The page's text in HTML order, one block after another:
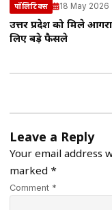
पॉलिटिक्स 18 May 2026
उत्तर प्रदेश को मिले
लिए बड़े फैसले
Leave a Reply
Your email address
marked *
Comment *